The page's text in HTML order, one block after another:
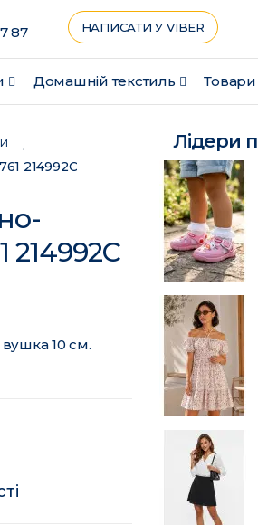
Домашній текстиль Товари
87 НАПИСАТИ У VIBER
214992C
214992C
10 см.
Лідери